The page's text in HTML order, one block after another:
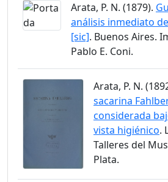
Arata, P. N. (1879).
análisis inmediato
[sic]. Buenos Aires.
Pablo E. Coni.
Arata, P. N.
sacarina
considerada
vista higiénico.
Talleres del
Plata.